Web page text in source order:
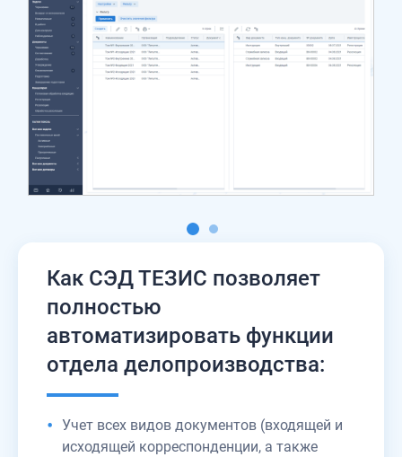
Как СЭД ТЕЗИС позволяет
полностью
автоматизировать функции
отдела делопроизводства:
Учет всех видов документов (входящей и
исходящей корреспонденции, а также